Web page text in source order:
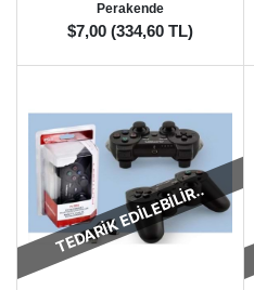
Perakende
$7,00 (334,60 TL)
TEDARİK EDİLEBİLİR..